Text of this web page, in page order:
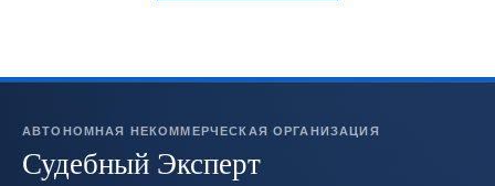
АВТОНОМНАЯ НЕКОММЕРЧЕСКАЯ ОРГАНИЗАЦИЯ
Судебный Эксперт